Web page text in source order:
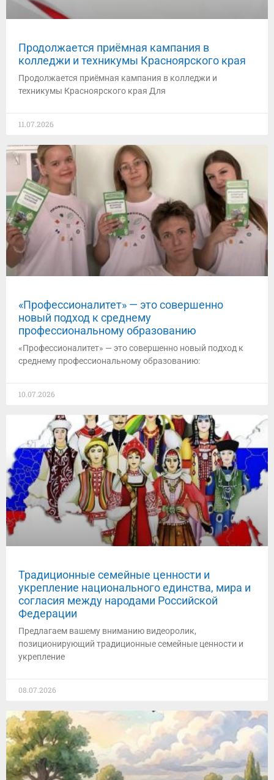
Продолжается приёмная кампания в
колледжи и техникумы Красноярского края
Продолжается приёмная кампания в колледжи и
техникумы Красноярского края Для
11.07.2026
«Профессионалитет» — это совершенно
новый подход к среднему
профессиональному образованию
«Профессионалитет» — это совершенно новый подход к
среднему профессиональному образованию:
10.07.2026
Традиционные семейные ценности и
укрепление национального единства, мира и
согласия между народами Российской
Федерации
Предлагаем вашему вниманию видеоролик,
позиционирующий традиционные семейные ценности и
укрепление
08.07.2026